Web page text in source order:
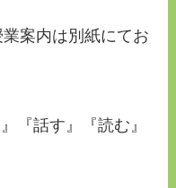
案内は別紙にてお
『話す』『読む』